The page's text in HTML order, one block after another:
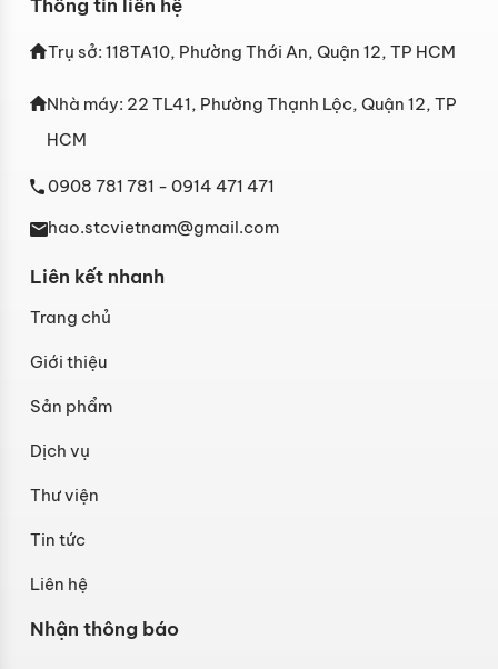
Thông tin liên hệ
Trụ sở: 118TA10, Phường Thới An, Quận 12, TP HCM
Nhà máy: 22 TL41, Phường Thạnh Lộc, Quận 12, TP
HCM
0908 781 781 - 0914 471 471
hao.stcvietnam@gmail.com
Liên kết nhanh
Trang chủ
Giới thiệu
Sản phẩm
Dịch vụ
Thư viện
Tin tức
Liên hệ
Nhận thông báo